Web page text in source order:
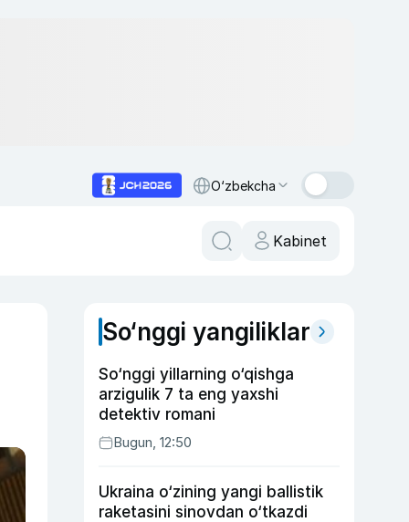
O‘zbekcha
Kabinet
So‘nggi yangiliklar
So‘nggi yillarning o‘qishga
arzigulik 7 ta eng yaxshi
detektiv romani
Bugun, 12:50
Ukraina o‘zining yangi ballistik
raketasini sinovdan o‘tkazdi